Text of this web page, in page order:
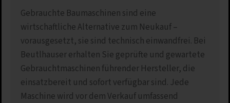
Gebrauchte Baumaschinen sind eine
wirtschaftliche Alternative zum Neukauf –
vorausgesetzt, sie sind technisch einwandfrei. Bei
Beutlhauser erhalten Sie geprüfte und gewartete
Gebrauchtmaschinen führender Hersteller, die
einsatzbereit und sofort verfügbar sind. Jede
Maschine wird vor dem Verkauf umfassend